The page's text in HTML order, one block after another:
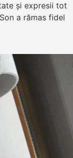
și expresii tot
a rămas fidel